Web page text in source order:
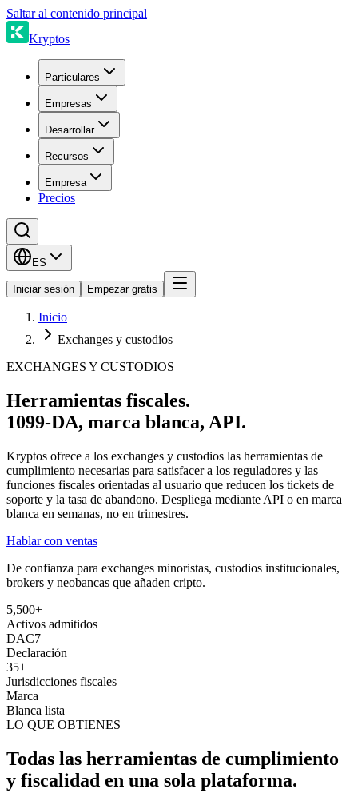
Saltar al contenido principal
Kryptos
Particulares
Empresas
Desarrollar
Recursos
Empresa
Precios
ES
Iniciar sesión Empezar gratis
Inicio
Exchanges y custodios
EXCHANGES Y CUSTODIOS
Herramientas fiscales.
1099-DA, marca blanca, API.
Kryptos ofrece a los exchanges y custodios las herramientas de
cumplimiento necesarias para satisfacer a los reguladores y las
funciones fiscales orientadas al usuario que reducen los tickets de
soporte y la tasa de abandono. Despliega mediante API o en marca
blanca en semanas, no en trimestres.
Hablar con ventas
De confianza para exchanges minoristas, custodios institucionales,
brokers y neobancas que añaden cripto.
5,500+
Activos admitidos
DAC7
Declaración
35+
Jurisdicciones fiscales
Marca
Blanca lista
LO QUE OBTIENES
Todas las herramientas de cumplimiento
y fiscalidad en una sola plataforma.